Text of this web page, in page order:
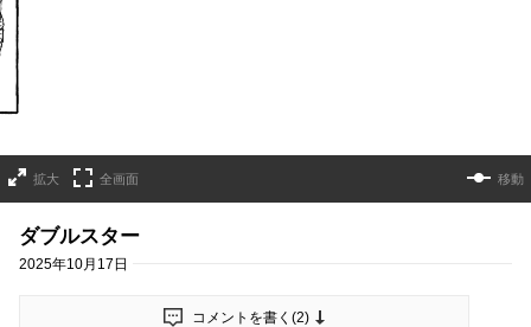
拡大 全画面 移動
ダブルスター
2025年10月17日
コメントを書く(2)